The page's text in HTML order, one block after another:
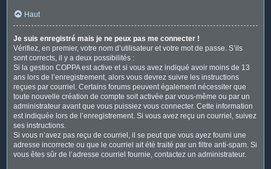
Haut
Je suis enregistré mais je ne peux pas me connecter !
Vérifiez, en premier, votre nom d’utilisateur et votre mot de passe. S’ils
sont corrects, il y a deux possibilités :
Si la gestion COPPA est active et si vous avez indiqué avoir moins de 13
ans lors de l’enregistrement, alors vous devrez suivre les instructions
reçues par courriel. Certains forums peuvent également nécessiter que
toute nouvelle création de compte soit activée par vous-même ou par un
administrateur avant que vous puissiez vous connecter. Cette information
est indiquée lors de l’enregistrement. Si vous avez reçu un courriel, suivez
ses instructions.
Si vous n’avez pas reçu de courriel, il se peut que vous ayez fourni une
adresse incorrecte ou que le courriel ait été traité par un filtre anti-spam. Si
vous êtes sûr de l’adresse courriel fournie, contactez un administrateur.